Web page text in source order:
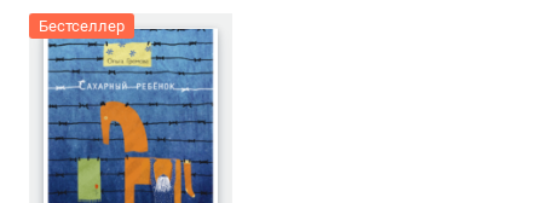
Бестселлер